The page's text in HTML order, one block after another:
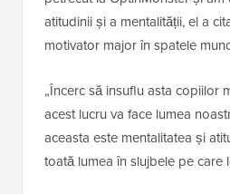
atitudinii și a mentalității, el a
motivator major în spatele
„Încerc să insuflu asta copiilor
acest lucru va face lumea
aceasta este mentalitatea și
toată lumea în slujbele pe care